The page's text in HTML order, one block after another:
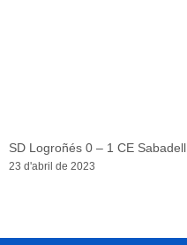
SD Logroñés 0 – 1 CE Sabadell
23 d'abril de 2023